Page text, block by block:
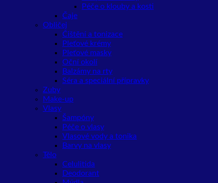
Péče o klouby a kosti
Čaje
Obličej
Čištění a tonizace
Pleťové krémy
Pleťové masky
Oční okolí
Balzámy na rty
Séra a speciální přípravky
Zuby
Make-up
Vlasy
Šampóny
Péče o vlasy
Vlasové vody a tonika
Barvy na vlasy
Tělo
Celulitida
Deodorant